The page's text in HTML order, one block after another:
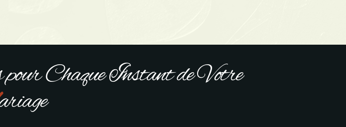
pour Chaque Instant de Votre